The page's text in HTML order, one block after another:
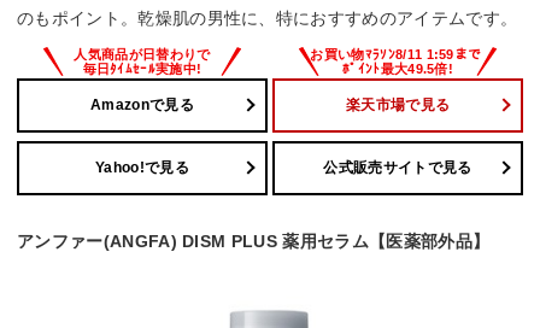
のもポイント。乾燥肌の男性に、特におすすめのアイテムです。
Amazonで見る 楽天市場で見る
Yahoo!で見る 公式販売サイトで見る
アンファー(ANGFA) DISM PLUS 薬用セラム【医薬部外品】